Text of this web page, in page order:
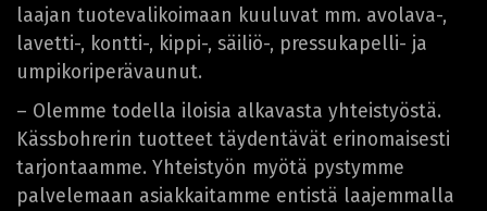
laajan tuotevalikoimaan kuuluvat mm. avolava-,
lavetti-, kontti-, kippi-, säiliö-, pressukapelli- ja
umpikoriperävaunut.
– Olemme todella iloisia alkavasta yhteistyöstä.
Kässbohrerin tuotteet täydentävät erinomaisesti
tarjontaamme. Yhteistyön myötä pystymme
palvelemaan asiakkaitamme entistä laajemmalla